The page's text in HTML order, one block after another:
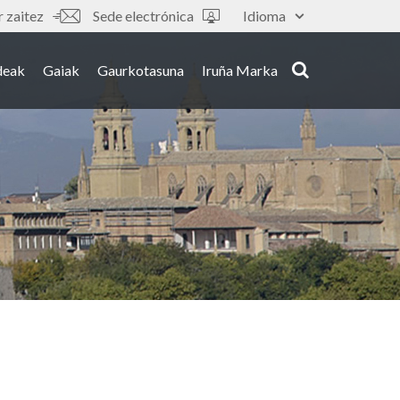
Idioma
zaitez Sede electrónica
Gaiak Gaurkotasuna Iruña Marka